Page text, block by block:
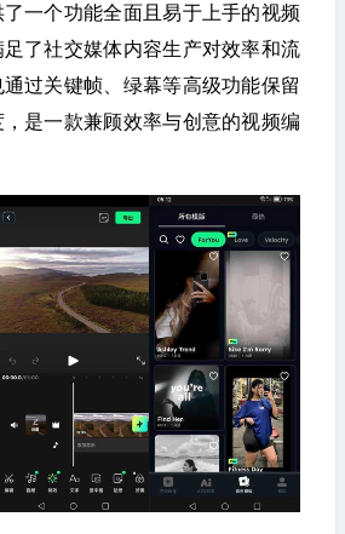
一个功能全面且易于上手的视频
了社交媒体内容生产对效率和流
过关键帧、绿幕等高级功能保留
是一款兼顾效率与创意的视频编